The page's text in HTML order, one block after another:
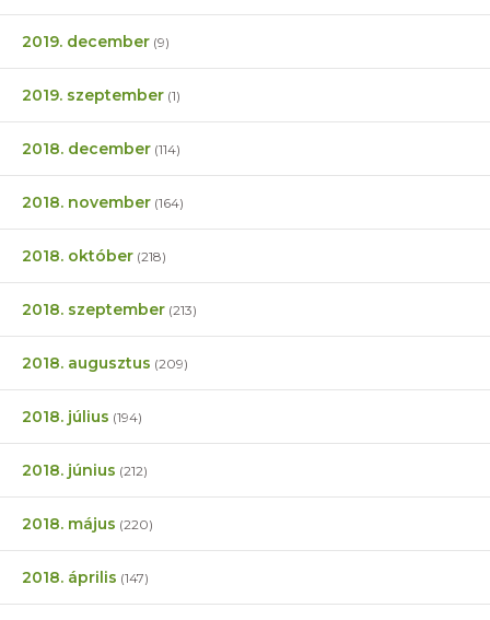
2019. december (9)
2019. szeptember (1)
2018. december (114)
2018. november (164)
2018. október (218)
2018. szeptember (213)
2018. augusztus (209)
2018. július (194)
2018. június (212)
2018. május (220)
2018. április (147)